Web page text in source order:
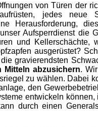
von Türen der
jedes neue
Herausforderung,
Aufsperrdienst die
und Kellerschächte,
ausgerüstet?
gravierendsten
Mitteln abzusichern.
zu wählen. Dabei
den
entwickeln
durch einen